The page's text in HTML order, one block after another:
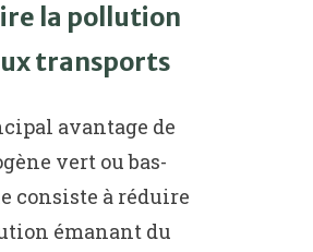
la pollution
transports
avantage de
vert ou bas-
consiste à réduire
émanant du